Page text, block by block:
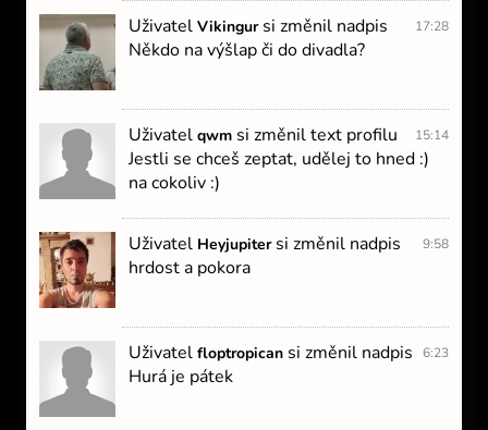
Uživatel Vikingursi změnil nadpis 17:28
Někdo na výšlap či do divadla?
Uživatel qwm si změnil text profilu 15:14
Jestli se chceš zeptat, udělej to hned :)
na cokoliv :)
Uživatel Heyjupitersi změnil nadpis 9:58
hrdost a pokora
Uživatel floptropican si změnil nadpis 6:23
Hurá je pátek